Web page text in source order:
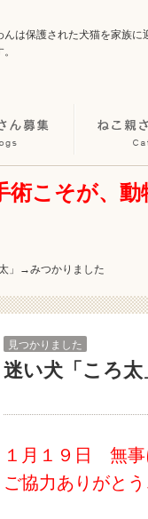
んは保護された犬猫を家族
術こそが、
」→みつかりました
見つかりました
迷い犬「ころ
１月１９日 無事
ご協力ありがと